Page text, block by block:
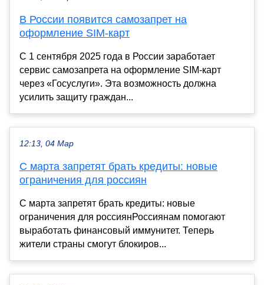
В России появится самозапрет на
оформление SIM-карт
С 1 сентября 2025 года в России заработает
сервис самозапрета на оформление SIM-карт
через «Госуслуги». Эта возможность должна
усилить защиту граждан...
12:13, 04 Мар
С марта запретят брать кредиты: новые
ограничения для россиян
С марта запретят брать кредиты: новые
ограничения для россиянРоссиянам помогают
выработать финансовый иммунитет. Теперь
жители страны смогут блокиров...